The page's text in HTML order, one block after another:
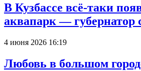
В Кузбассе всё-таки
аквапарк — губернатор
4 июня 2026 16:19
Любовь в большом